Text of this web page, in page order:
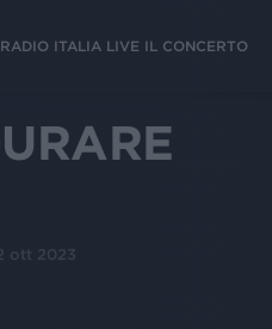
RADIO ITALIA LIVE IL CONCERTO
ott 2023